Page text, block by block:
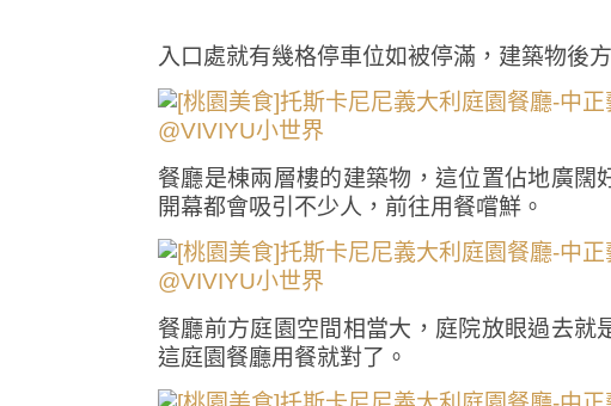
入口處就有幾格停車位如被停滿，建築物後
餐廳是棟兩層樓的建築物，這位置佔地廣
開幕都會吸引不少人，前往用餐嚐鮮。
餐廳前方庭園空間相當大，庭院放眼過去
這庭園餐廳用餐就對了。